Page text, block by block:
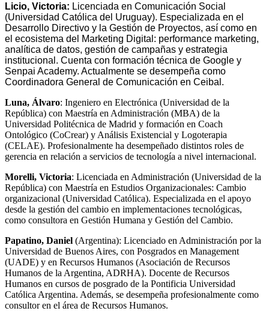
Licio, Victoria: Licenciada en Comunicación Social
(Universidad Católica del Uruguay). Especializada en el
Desarrollo Directivo y la Gestión de Proyectos, así como en
el ecosistema del Marketing Digital: performance marketing,
analítica de datos, gestión de campañas y estrategia
institucional. Cuenta con formación técnica de Google y
Senpai Academy. Actualmente se desempeña como
Coordinadora General de Comunicación en Ceibal.
Luna, Álvaro: Ingeniero en Electrónica (Universidad de la
República) con Maestría en Administración (MBA) de la
Universidad Politécnica de Madrid y formación en Coach
Ontológico (CoCrear) y Análisis Existencial y Logoterapia
(CELAE). Profesionalmente ha desempeñado distintos roles de
gerencia en relación a servicios de tecnología a nivel internacional.
Morelli, Victoria: Licenciada en Administración (Universidad de la
República) con Maestría en Estudios Organizacionales: Cambio
organizacional (Universidad Católica). Especializada en el apoyo
desde la gestión del cambio en implementaciones tecnológicas,
como consultora en Gestión Humana y Gestión del Cambio.
Papatino, Daniel (Argentina): Licenciado en Administración por la
Universidad de Buenos Aires, con Posgrados en Management
(UADE) y en Recursos Humanos (Asociación de Recursos
Humanos de la Argentina, ADRHA). Docente de Recursos
Humanos en cursos de posgrado de la Pontificia Universidad
Católica Argentina. Además, se desempeña profesionalmente como
consultor en el área de Recursos Humanos.